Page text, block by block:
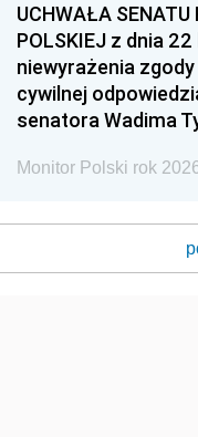
UCHWAŁA
POLSKIEJ z dnia
niewyrażenia
cywilnej
senatora Wadima
Monitor Polski rok